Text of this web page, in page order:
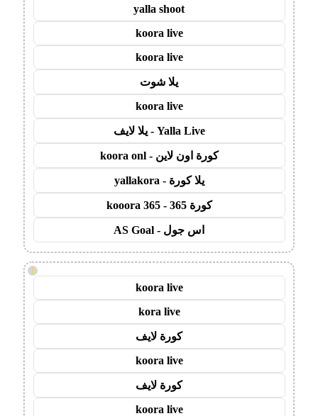
yalla shoot
koora live
koora live
يلا شوت
koora live
Yalla Live - يلا لايف
كورة اون لاين - koora onl
يلا كورة - yallakora
كورة 365 - kooora 365
اس جول - AS Goal
!
koora live
kora live
كورة لايف
koora live
كورة لايف
koora live